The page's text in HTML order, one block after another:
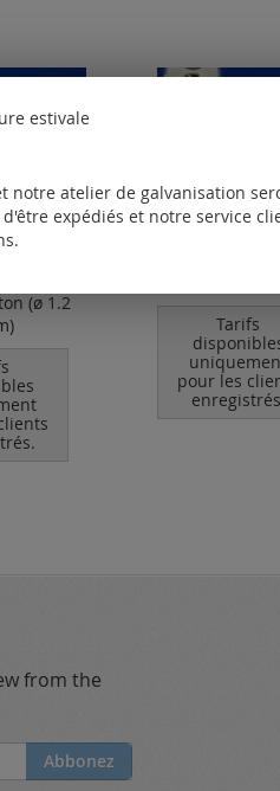
(ø 1.2
Tarifs
pour les
from the
Abbonez
estivale
notre atelier de galvanisation
expédiés et notre service